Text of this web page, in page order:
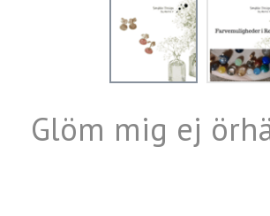
Glöm mig ej